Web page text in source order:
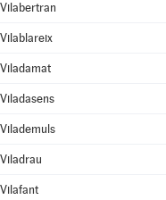
Vilabertran
Vilablareix
Viladamat
Viladasens
Vilademuls
Viladrau
Vilafant